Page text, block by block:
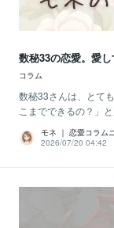
数秘33の恋愛。愛
コラム
数秘33さんは、とて
こまでできるの？」
モネ ｜ 恋愛コラム
2026/07/20 04:42